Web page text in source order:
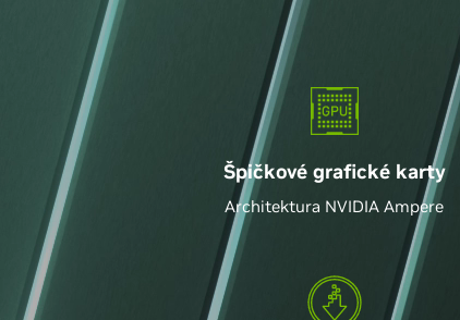
Špičkové grafické karty
Architektura NVIDIA Ampere